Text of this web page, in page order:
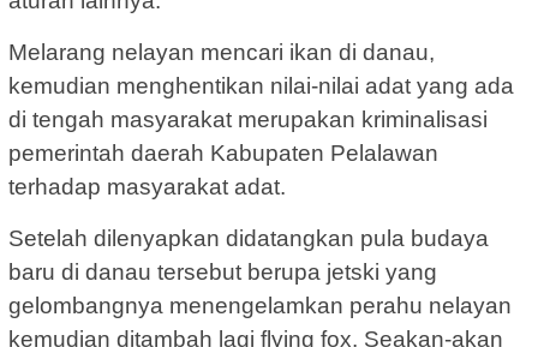
Melarang nelayan mencari ikan di danau,
kemudian menghentikan nilai-nilai adat yang ada
di tengah masyarakat merupakan kriminalisasi
pemerintah daerah Kabupaten Pelalawan
terhadap masyarakat adat.
Setelah dilenyapkan didatangkan pula budaya
baru di danau tersebut berupa jetski yang
gelombangnya menengelamkan perahu nelayan
kemudian ditambah lagi flying fox. Seakan-akan